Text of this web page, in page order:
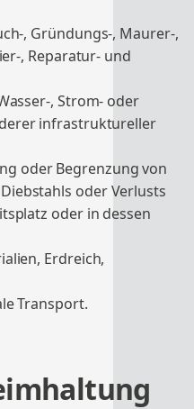
, Gründungs-, Maurer-,
, Reparatur- und
, Strom- oder
infrastruktureller
oder Begrenzung von
oder Verlusts
oder in dessen
Erdreich,
Transport.